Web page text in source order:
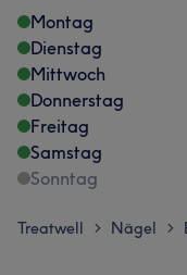
Montag
Dienstag
Mittwoch
Donnerstag
Freitag
Samstag
Sonntag
Treatwell > Nägel >